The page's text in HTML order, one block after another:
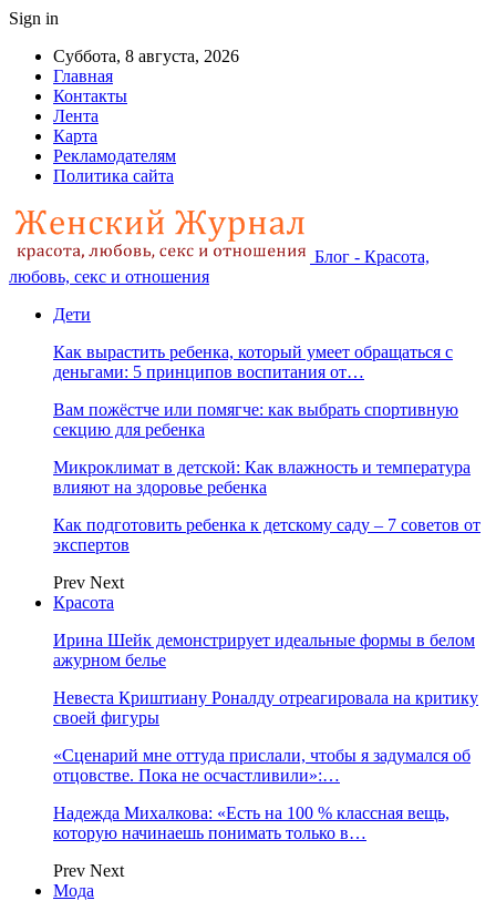
Sign in
Суббота, 8 августа, 2026
Главная
Контакты
Лента
Карта
Рекламодателям
Политика сайта
Блог - Красота,
любовь, секс и отношения
Дети
Как вырастить ребенка, который умеет обращаться с
деньгами: 5 принципов воспитания от…
Вам пожёстче или помягче: как выбрать спортивную
секцию для ребенка
Микроклимат в детской: Как влажность и температура
влияют на здоровье ребенка
Как подготовить ребенка к детскому саду – 7 советов от
экспертов
Prev Next
Красота
Ирина Шейк демонстрирует идеальные формы в белом
ажурном белье
Невеста Криштиану Роналду отреагировала на критику
своей фигуры
«Сценарий мне оттуда прислали, чтобы я задумался об
отцовстве. Пока не осчастливили»:…
Надежда Михалкова: «Есть на 100 % классная вещь,
которую начинаешь понимать только в…
Prev Next
Мода